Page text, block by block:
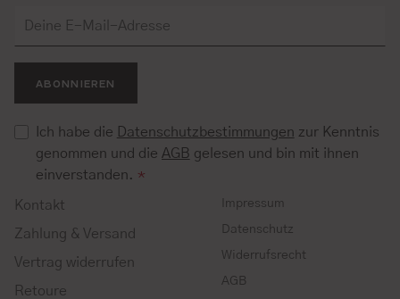
ABONNIEREN
Ich habe die Datenschutzbestimmungen zur Kenntnis
genommen und die AGB gelesen und bin mit ihnen
einverstanden. *
Kontakt
Zahlung & Versand
Vertrag widerrufen
Retoure
Impressum
Datenschutz
Widerrufsrecht
AGB